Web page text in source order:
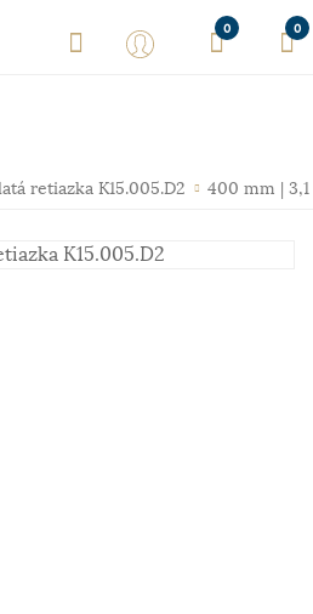
0 0
retiazka K15.005.D2 400 mm |